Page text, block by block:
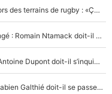
La raison d'être de Matthieu Jalibert en dehors des terrains de rugby : «Ça m'atteint autant que si tu touches à un membre de ma famille»
XV de France - Matthieu Jalibert a tout changé : Romain Ntamack doit-il s’inquiéter pour sa place à un an de la Coupe du monde ?
«Le XV de France est meilleur avec Lucu» : Antoine Dupont doit-il s’inquiéter pour sa place ?
Le XV de France a trouvé son remplaçant : Fabien Galthié doit-il se passer d'Antoine Dupont ?